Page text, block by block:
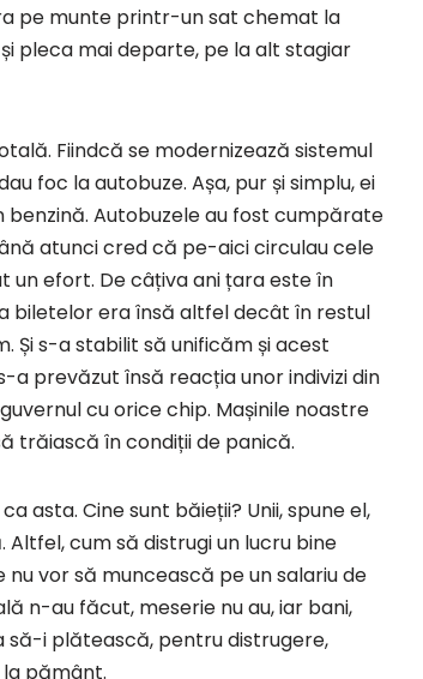
pe munte printr-un sat chemat la
pleca mai departe, pe la alt stagiar
Fiindcă se modernizează sistemul
foc la autobuze. Așa, pur și simplu, ei
benzină. Autobuzele au fost cumpărate
atunci cred că pe-aici circulau cele
un efort. De câțiva ani țara este în
biletelor era însă altfel decât în restul
Și s-a stabilit să unificăm și acest
a prevăzut însă reacția unor indivizi din
cu orice chip. Mașinile noastre
trăiască în condiții de panică.
asta. Cine sunt băieții? Unii, spune el,
cum să distrugi un lucru bine
vor să muncească pe un salariu de
n-au făcut, meserie nu au, iar bani,
să-i plătească, pentru distrugere,
pământ.